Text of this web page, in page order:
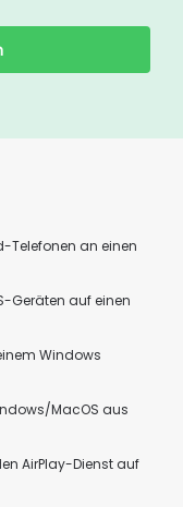
Telefonen an einen
Geräten auf einen
Windows
MacOS aus
AirPlay-Dienst auf